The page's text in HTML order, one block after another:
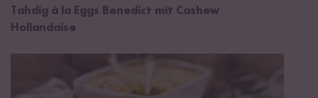
Tahdig á la Eggs Benedict mit Cashew
Hollandaise